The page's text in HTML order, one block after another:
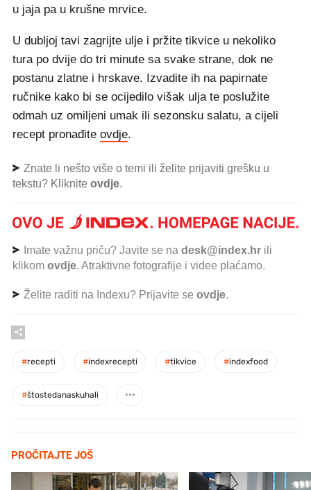
u jaja pa u krušne mrvice.
U dubljoj tavi zagrijte ulje i pržite tikvice u nekoliko
tura po dvije do tri minute sa svake strane, dok ne
postanu zlatne i hrskave. Izvadite ih na papirnate
ručnike kako bi se ocijedilo višak ulja te poslužite
odmah uz omiljeni umak ili sezonsku salatu, a cijeli
recept pronađite ovdje.
Znate li nešto više o temi ili želite prijaviti grešku u
tekstu? Kliknite ovdje.
Imate važnu priču? Javite se na desk@index.hr ili
klikom ovdje. Atraktivne fotografije i videe plaćamo.
Želite raditi na Indexu? Prijavite se ovdje.
#recepti #indexrecepti #tikvice #indexfood
#štostedanaskuhali
PROČITAJTE JOŠ